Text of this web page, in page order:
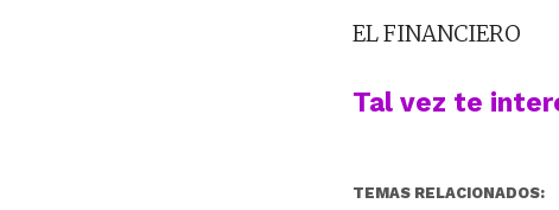
EL FINANCIERO
Tal vez te
TEMAS RELACIONADOS: